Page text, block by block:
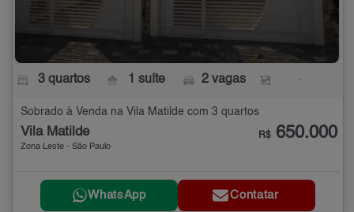
3 quartos 1 suíte 2 vagas
Sobrado à Venda na Vila Matilde com 3 quartos
Vila Matilde
Zona Leste - São Paulo
R$ 650.000
WhatsApp Contatar